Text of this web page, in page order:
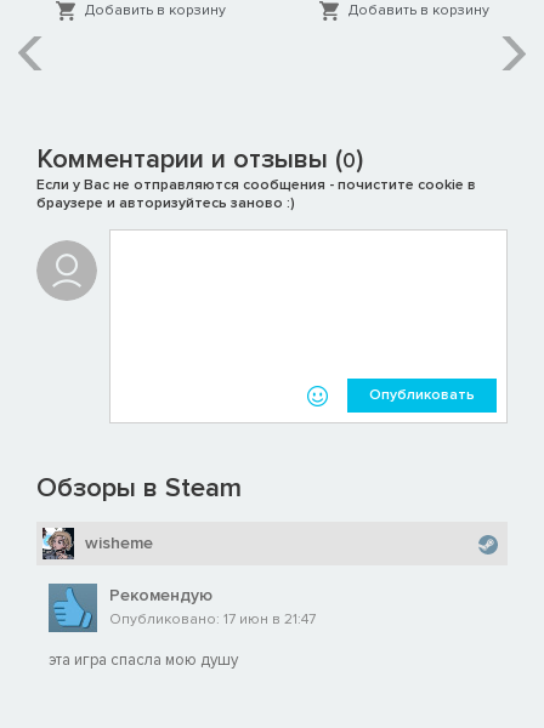
Добавить в корзину Добавить в корзину
Комментарии и отзывы (0)
Если у Вас не отправляются сообщения - почистите cookie в
браузере и авторизуйтесь заново :)
Опубликовать
Обзоры в Steam
wisheme
Рекомендую
Опубликовано: 17 июн в 21:47
эта игра спасла мою душу